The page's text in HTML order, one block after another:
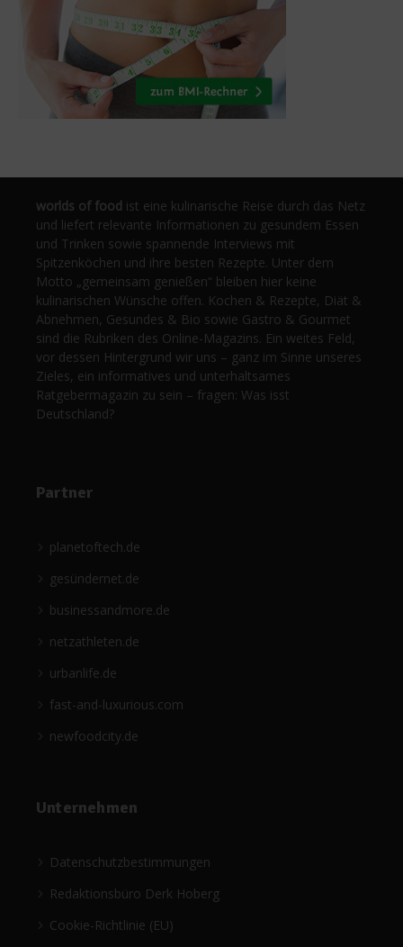
worlds of food ist eine kulinarische Reise durch das Netz
und liefert relevante Informationen zu gesundem Essen
und Trinken sowie spannende Interviews mit
Spitzenköchen und ihre besten Rezepte. Unter dem
Motto „gemeinsam genießen“ bleiben hier keine
kulinarischen Wünsche offen. Kochen & Rezepte, Diät &
Abnehmen, Gesundes & Bio sowie Gastro & Gourmet
sind die Rubriken des Online-Magazins. Ein weites Feld,
vor dessen Hintergrund wir uns – ganz im Sinne unseres
Zieles, ein informatives und unterhaltsames
Ratgebermagazin zu sein – fragen: Was isst
Deutschland?
Partner
planetoftech.de
gesündernet.de
businessandmore.de
netzathleten.de
urbanlife.de
fast-and-luxurious.com
newfoodcity.de
Unternehmen
Datenschutzbestimmungen
Redaktionsbüro Derk Hoberg
Cookie-Richtlinie (EU)